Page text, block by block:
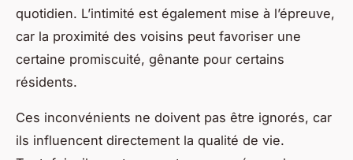
quotidien. L’intimité est également mise à l’épreuve,
car la proximité des voisins peut favoriser une
certaine promiscuité, gênante pour certains
résidents.
Ces inconvénients ne doivent pas être ignorés, car
ils influencent directement la qualité de vie.